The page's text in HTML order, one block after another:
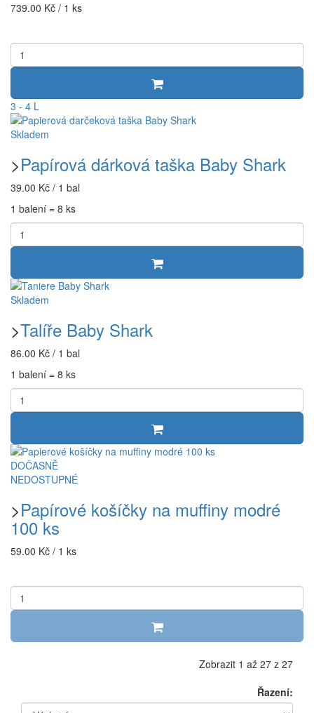
739.00 Kč / 1 ks
3 - 4 L
Skladem
>Papírová dárková taška Baby Shark
39.00 Kč / 1 bal
1 balení = 8 ks
Skladem
>Talíře Baby Shark
86.00 Kč / 1 bal
1 balení = 8 ks
DOČASNĚ
NEDOSTUPNÉ
>Papírové košíčky na muffiny modré
100 ks
59.00 Kč / 1 ks
Zobrazit 1 až 27 z 27
Řazení: